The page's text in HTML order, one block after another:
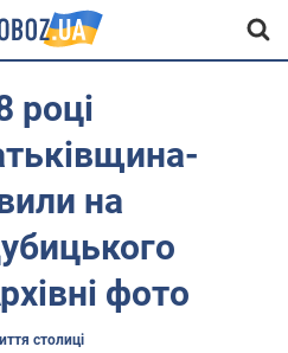
році
на
фото
столиці